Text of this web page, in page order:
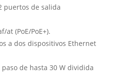
puertos de salida
at (PoE/PoE+).
a dos dispositivos Ethernet
de hasta 30 W dividida